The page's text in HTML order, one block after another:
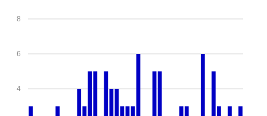
4
6
8